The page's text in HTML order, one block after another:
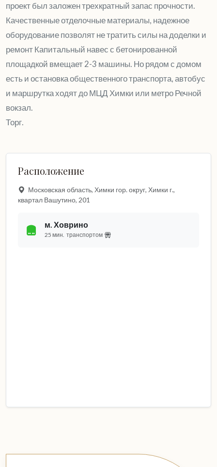
проект был заложен трехкратный запас прочности.
Качественные отделочные материалы, надежное
оборудование позволят не тратить силы на доделки и
ремонт Капитальный навес с бетонированной
площадкой вмещает 2-3 машины. Но рядом с домом
есть и остановка общественного транспорта, автобус
и маршрутка ходят до МЦД Химки или метро Речной
вокзал.
Торг.
Расположение
Московская область, Химки гор. округ, Химки г.,
квартал Вашутино, 201
м. Ховрино
25 мин. транспортом